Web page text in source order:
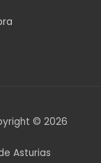
© 2026
Asturias